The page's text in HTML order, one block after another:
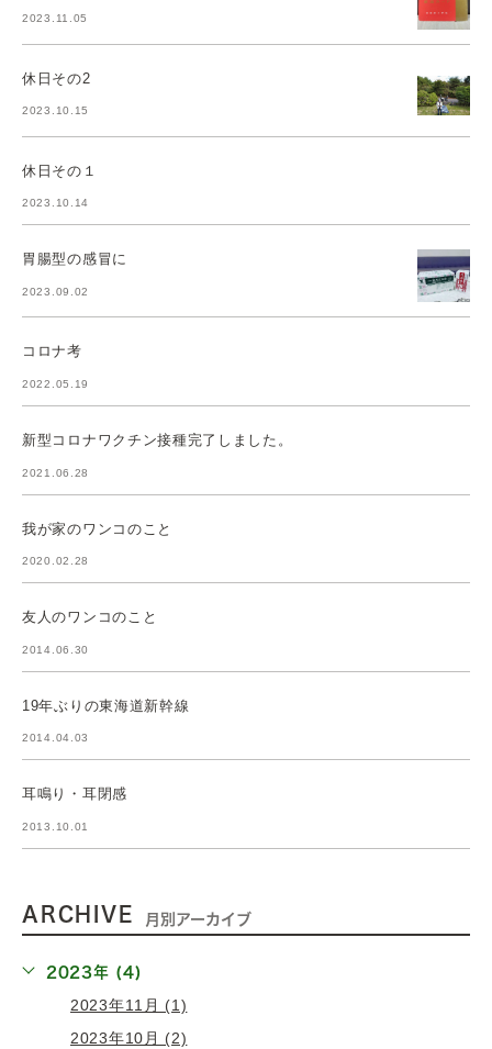
2023.11.05
休日その2
2023.10.15
休日その１
2023.10.14
胃腸型の感冒に
2023.09.02
コロナ考
2022.05.19
新型コロナワクチン接種完了しました。
2021.06.28
我が家のワンコのこと
2020.02.28
友人のワンコのこと
2014.06.30
19年ぶりの東海道新幹線
2014.04.03
耳鳴り・耳閉感
2013.10.01
ARCHIVE 月別アーカイブ
2023年 (4)
2023年11月 (1)
2023年10月 (2)